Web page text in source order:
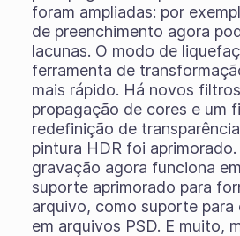
foram ampliadas: por
de preenchimento agora
lacunas. O modo de
ferramenta de
mais rápido. Há novos
propagação de cores e um
redefinição de
pintura HDR foi
gravação agora funciona
suporte aprimorado para
arquivo, como suporte
em arquivos PSD. E muito,